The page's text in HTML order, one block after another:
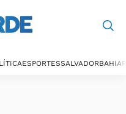
ESPORTESSALVADORBAHIA